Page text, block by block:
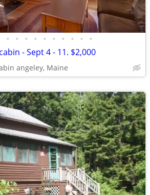
• • • • • • • • • •
- Sept 4 - 11. $2,000
angeley, Maine